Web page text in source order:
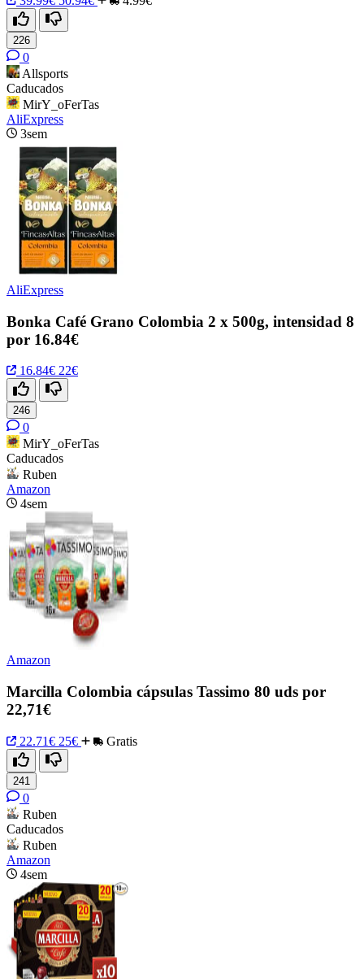
226
0
Allsports
Caducados
MirY_oFerTas
AliExpress
3sem
AliExpress
Bonka Café Grano Colombia 2 x 500g, intensidad 8
por 16.84€
16.84€ 22€
246
0
MirY_oFerTas
Caducados
Ruben
Amazon
4sem
Amazon
Marcilla Colombia cápsulas Tassimo 80 uds por
22,71€
22.71€ 25€ Gratis
241
0
Ruben
Caducados
Ruben
Amazon
4sem